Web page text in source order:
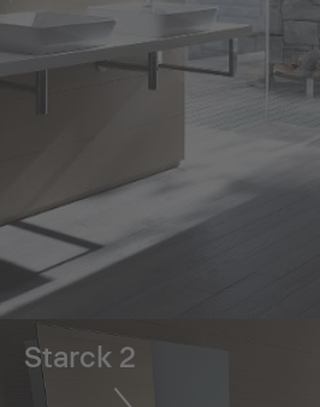
Starck 2